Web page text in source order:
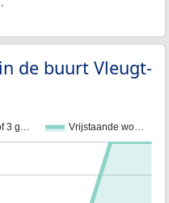
de buurt Vleugt-
3 g… Vrijstaande wo…